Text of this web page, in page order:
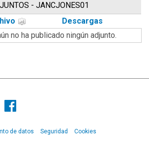
- JANCJONES01
Descargas
no ha publicado ningún adjunto.
|
de datos Seguridad
Cookies